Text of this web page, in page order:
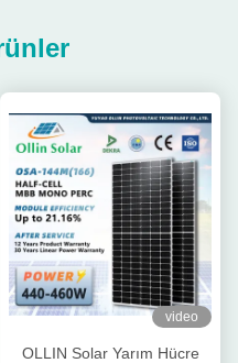
video
OLLIN Solar Yarım Hücre